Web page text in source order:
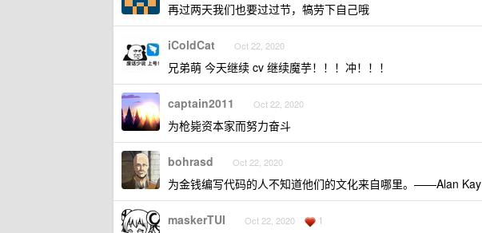
再过两天我们也要过过节，犒劳下自己哦
iColdCat Oct 22, 2020
兄弟萌 今天继续 cv 继续魔芋！！！冲！！！
captain2011 Oct 22, 2020
为枪毙资本家而努力奋斗
bohrasd Oct 22, 2020
为金钱编写代码的人不知道他们的文化来自哪里。——Alan Kay
maskerTUI Oct 22, 2020 1